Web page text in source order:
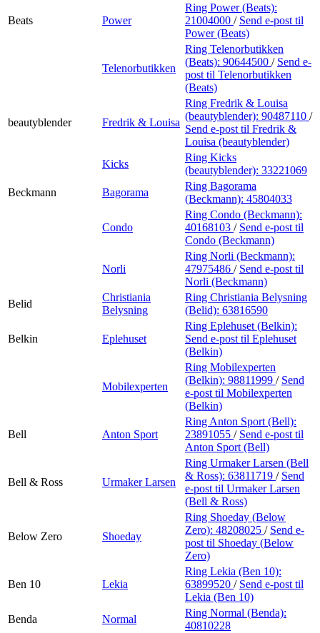
Beats Power
Ring Power (Beats):
21004000 / Send e-post til
Power (Beats)
Telenorbutikken
Ring Telenorbutikken
(Beats): 90644500 / Send e-
post til Telenorbutikken
(Beats)
beautyblender Fredrik & Louisa
Ring Fredrik & Louisa
(beautyblender): 90487110 /
Send e-post til Fredrik &
Louisa (beautyblender)
Kicks
Ring Kicks
(beautyblender): 33221069
Beckmann
Bagorama
Ring Bagorama
(Beckmann): 45804033
Condo
Ring Condo (Beckmann):
40168103 / Send e-post til
Condo (Beckmann)
Norli
Ring Norli (Beckmann):
47975486 / Send e-post til
Norli (Beckmann)
Belid
Christiania
Belysning
Ring Christiania Belysning
(Belid): 63816590
Belkin Eplehuset
Ring Eplehuset (Belkin):
Send e-post til Eplehuset
(Belkin)
Mobilexperten
Ring Mobilexperten
(Belkin): 98811999 / Send
e-post til Mobilexperten
(Belkin)
Bell Anton Sport
Ring Anton Sport (Bell):
23891055 / Send e-post til
Anton Sport (Bell)
Bell & Ross Urmaker Larsen
Ring Urmaker Larsen (Bell
& Ross): 63811719 / Send
e-post til Urmaker Larsen
(Bell & Ross)
Below Zero Shoeday
Ring Shoeday (Below
Zero): 48208025 / Send e-
post til Shoeday (Below
Zero)
Ben 10 Lekia
Ring Lekia (Ben 10):
63899520 / Send e-post til
Lekia (Ben 10)
Benda
Normal
Ring Normal (Benda):
40810228